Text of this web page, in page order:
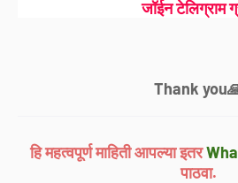
जॉईन टेलिग्राम
Thank
हि महत्वपूर्ण माहिती आपल्या इतर
पाठवा.